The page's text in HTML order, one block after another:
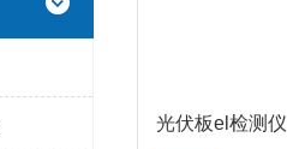
光伏板el检测仪